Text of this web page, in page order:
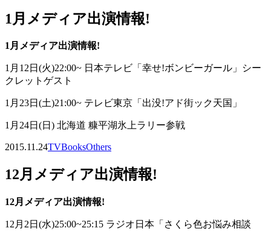
1月メディア出演情報!
1月メディア出演情報!
1月12日(火)22:00~ 日本テレビ「幸せ!ボンビーガール」シー
クレットゲスト
1月23日(土)21:00~ テレビ東京「出没!アド街ック天国」
1月24日(日) 北海道 糠平湖氷上ラリー参戦
2015.11.24TVBooksOthers
12月メディア出演情報!
12月メディア出演情報!
12月2日(水)25:00~25:15 ラジオ日本「さくら色お悩み相談